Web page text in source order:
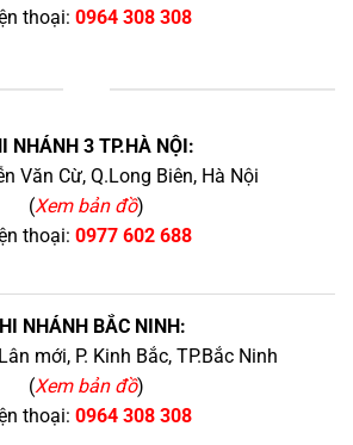
thoại: 0964 308 308
NHÁNH 3 TP.HÀ NỘI:
Văn Cừ, Q.Long Biên, Hà Nội
(Xem bản đồ)
thoại: 0977 602 688
NHÁNH BẮC NINH:
mới, P. Kinh Bắc, TP.Bắc Ninh
(Xem bản đồ)
thoại: 0964 308 308